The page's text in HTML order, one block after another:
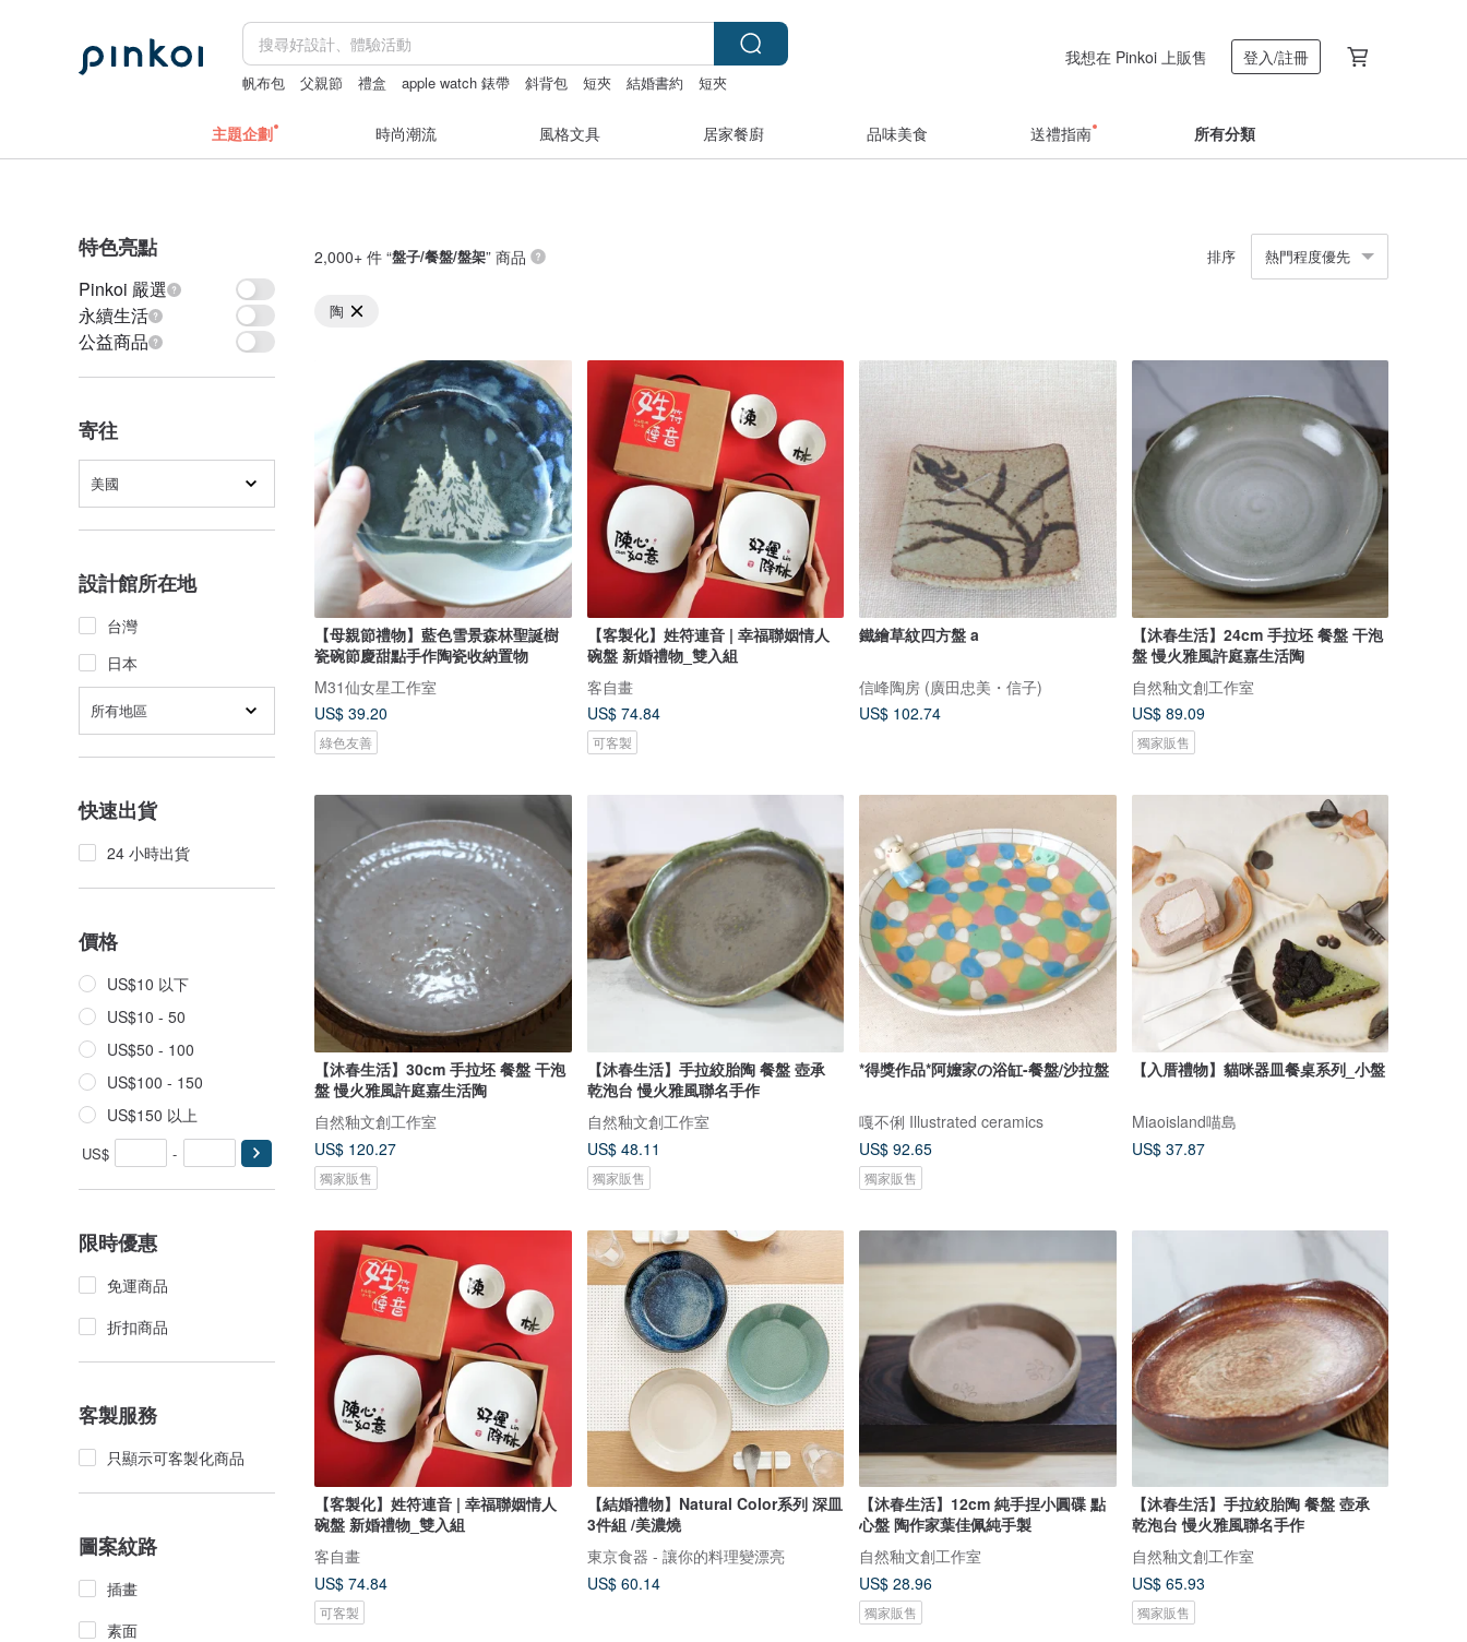
帆布包 父親節 禮盒 apple watch 錶帶 斜背包 短夾 結婚書約 短夾
我想在 Pinkoi 上販售 登入/註冊
主題企劃 時尚潮流 風格文具 居家餐廚 品味美食 送禮指南 所有分類
特色亮點
Pinkoi 嚴選
永續生活
公益商品
寄往
美國
設計館所在地
台灣
日本
所有地區
快速出貨
24 小時出貨
價格
US$10 以下
US$10 - 50
US$50 - 100
US$100 - 150
US$150 以上
US$ -
限時優惠
免運商品
折扣商品
客製服務
只顯示可客製化商品
圖案紋路
插畫
素面
2,000+ 件 “盤子/餐盤/盤架” 商品 排序 熱門程度優先
陶
【母親節禮物】藍色雪景森林聖誕樹
瓷碗節慶甜點手作陶瓷收納置物
M31仙女星工作室
US$ 39.20
綠色友善
【客製化】姓符連音 | 幸福聯姻情人
碗盤 新婚禮物_雙入組
客自畫
US$ 74.84
可客製
鐵繪草紋四方盤 a
信峰陶房 (廣田忠美・信子)
US$ 102.74
【沐春生活】24cm 手拉坯 餐盤 干泡
盤 慢火雅風許庭嘉生活陶
自然釉文創工作室
US$ 89.09
獨家販售
【沐春生活】30cm 手拉坯 餐盤 干泡
盤 慢火雅風許庭嘉生活陶
自然釉文創工作室
US$ 120.27
獨家販售
【沐春生活】手拉絞胎陶 餐盤 壺承
乾泡台 慢火雅風聯名手作
自然釉文創工作室
US$ 48.11
獨家販售
*得獎作品*阿嬤家の浴缸-餐盤/沙拉盤
嘎不俐 Illustrated ceramics
US$ 92.65
獨家販售
【入厝禮物】貓咪器皿餐桌系列_小盤
Miaoisland喵島
US$ 37.87
【客製化】姓符連音 | 幸福聯姻情人
碗盤 新婚禮物_雙入組
客自畫
US$ 74.84
可客製
【結婚禮物】Natural Color系列 深皿
3件組 /美濃燒
東京食器 - 讓你的料理變漂亮
US$ 60.14
【沐春生活】12cm 純手捏小圓碟 點
心盤 陶作家葉佳佩純手製
自然釉文創工作室
US$ 28.96
獨家販售
【沐春生活】手拉絞胎陶 餐盤 壺承
乾泡台 慢火雅風聯名手作
自然釉文創工作室
US$ 65.93
獨家販售